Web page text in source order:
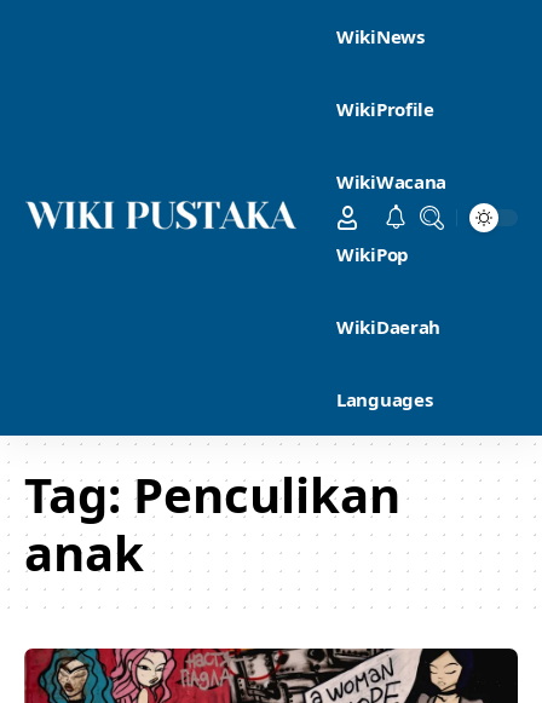
WikiNews
WikiProfile
WikiWacana
WikiPop
WikiDaerah
Languages
Tag: Penculikan
anak